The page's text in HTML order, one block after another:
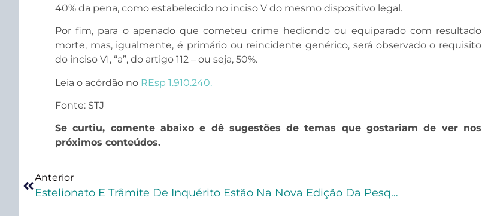
40% da pena, como estabelecido no inciso V do mesmo dispositivo legal.
Por fim, para o apenado que cometeu crime hediondo ou equiparado com resultado
morte, mas, igualmente, é primário ou reincidente genérico, será observado o requisito
do inciso VI, “a”, do artigo 112 – ou seja, 50%.​
Leia o acórdão no REsp 1.910.240.
Fonte: STJ
Se curtiu, comente abaixo e dê sugestões de temas que gostariam de ver nos
próximos conteúdos.
Anterior
Estelionato E Trâmite De Inquérito Estão Na Nova Edição Da Pesquisa Pronta